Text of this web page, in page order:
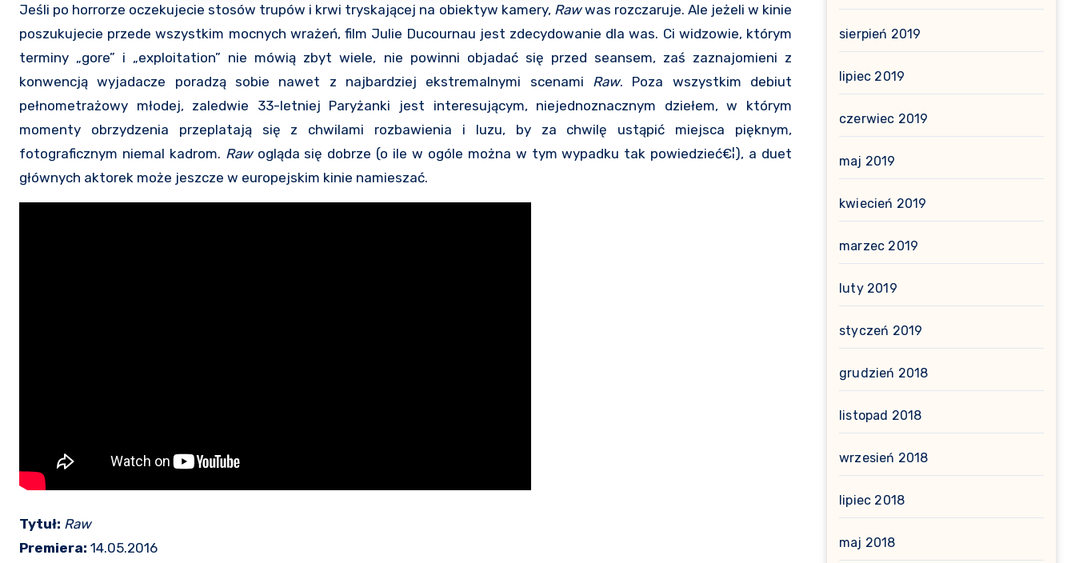
Jeśli po horrorze oczekujecie stosów trupów i krwi tryskającej na obiektyw kamery, Rawwas rozczaruje. Ale jeżeli w kinie
poszukujecie przede wszystkim mocnych wrażeń, film Julie Ducournau jest zdecydowanie dla was. Ci widzowie, którym
terminy „gore” i „exploitation” nie mówią zbyt wiele, nie powinni objadać się przed seansem, zaś zaznajomieni z
konwencją wyjadacze poradzą sobie nawet z najbardziej ekstremalnymi scenami Raw. Poza wszystkim debiut
pełnometrażowy młodej, zaledwie 33-letniej Paryżanki jest interesującym, niejednoznacznym dziełem, w którym
momenty obrzydzenia przeplatają się z chwilami rozbawienia i luzu, by za chwilę ustąpić miejsca pięknym,
fotograficznym niemal kadrom. Raw ogląda się dobrze (o ile w ogóle można w tym wypadku tak powiedzieć€¦), a duet
głównych aktorek może jeszcze w europejskim kinie namieszać.
Tytuł: Raw
Premiera: 14.05.2016
sierpień 2019
lipiec 2019
czerwiec 2019
maj 2019
kwiecień 2019
marzec 2019
luty 2019
styczeń 2019
grudzień 2018
listopad 2018
wrzesień 2018
lipiec 2018
maj 2018